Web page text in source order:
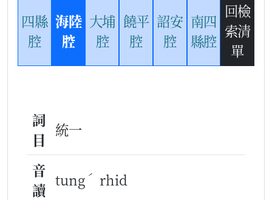
四縣
腔
海陸
腔
大埔
腔
饒平
腔
詔安
腔
南四
縣腔
回檢
索清
單
詞
目
統一
音
讀
tung ˊ rhid